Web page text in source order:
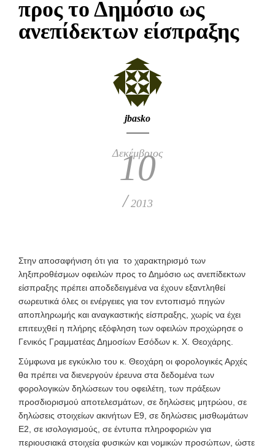
προς το Δημόσιο ως
ανεπίδεκτων είσπραξης
jbasko
Δεκέμβριος
10
/ 2013
Στην αποσαφήνιση ότι για το χαρακτηρισμό των
ληξιπροθέσμων οφειλών προς το Δημόσιο ως ανεπίδεκτων
είσπραξης πρέπει αποδεδειγμένα να έχουν εξαντληθεί
σωρευτικά όλες οι ενέργειες για τον εντοπισμό πηγών
αποπληρωμής και αναγκαστικής είσπραξης, χωρίς να έχει
επιτευχθεί η πλήρης εξόφληση των οφειλών προχώρησε ο
Γενικός Γραμματέας Δημοσίων Εσόδων κ. Χ. Θεοχάρης.
Σύμφωνα με εγκύκλιο του κ. Θεοχάρη οι φορολογικές Αρχές
θα πρέπει να διενεργούν έρευνα στα δεδομένα των
φορολογικών δηλώσεων του οφειλέτη, των πράξεων
προσδιορισμού αποτελεσμάτων, σε δηλώσεις μητρώου, σε
δηλώσεις στοιχείων ακινήτων Ε9, σε δηλώσεις μισθωμάτων
Ε2, σε ισολογισμούς, σε έντυπα πληροφοριών για
περιουσιακά στοιχεία φυσικών και νομικών προσώπων, ώστε